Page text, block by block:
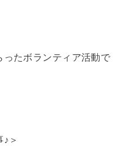
ったボランティア活動で
＞